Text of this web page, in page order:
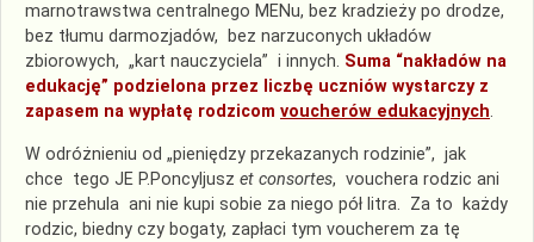
marnotrawstwa centralnego MENu, bez kradzieży po drodze,
bez tłumu darmozjadów, bez narzuconych układów
zbiorowych, „kart nauczyciela” i innych. Suma “nakładów na
edukację” podzielona przez liczbę uczniów wystarczy z
zapasem na wypłatę rodzicom voucherów edukacyjnych.
W odróżnieniu od „pieniędzy przekazanych rodzinie”, jak
chce tego JE P.Poncyljusz et consortes, vouchera rodzic ani
nie przehula ani nie kupi sobie za niego pół litra. Za to każdy
rodzic, biedny czy bogaty, zapłaci tym voucherem za tę